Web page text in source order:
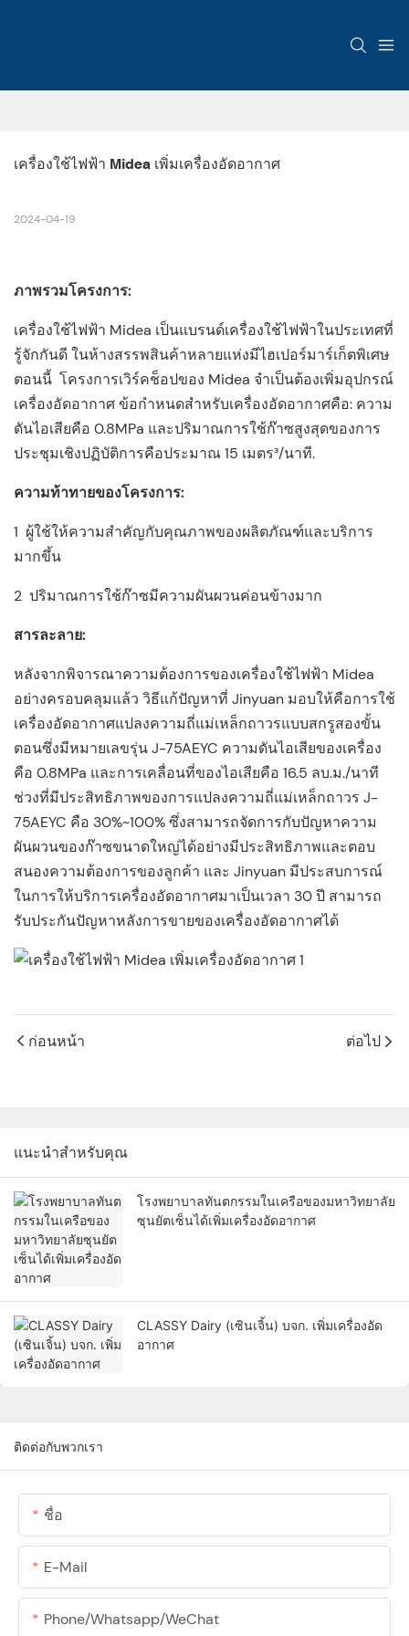
เครื่องใช้ไฟฟ้า Midea เพิ่มเครื่องอัดอากาศ
2024-04-19
ภาพรวมโครงการ:
เครื่องใช้ไฟฟ้า Midea เป็นแบรนด์เครื่องใช้ไฟฟ้าในประเทศที่
รู้จักกันดี ในห้างสรรพสินค้าหลายแห่งมีไฮเปอร์มาร์เก็ตพิเศษ
ตอนนี้ โครงการเวิร์คช็อปของ Midea จำเป็นต้องเพิ่มอุปกรณ์
เครื่องอัดอากาศ ข้อกำหนดสำหรับเครื่องอัดอากาศคือ: ความ
ดันไอเสียคือ 0.8MPa และปริมาณการใช้ก๊าซสูงสุดของการ
ประชุมเชิงปฏิบัติการคือประมาณ 15 เมตร³/นาที.
ความท้าทายของโครงการ:
1 ผู้ใช้ให้ความสำคัญกับคุณภาพของผลิตภัณฑ์และบริการ
มากขึ้น
2 ปริมาณการใช้ก๊าซมีความผันผวนค่อนข้างมาก
สารละลาย:
หลังจากพิจารณาความต้องการของเครื่องใช้ไฟฟ้า Midea
อย่างครอบคลุมแล้ว วิธีแก้ปัญหาที่ Jinyuan มอบให้คือการใช้
เครื่องอัดอากาศแปลงความถี่แม่เหล็กถาวรแบบสกรูสองขั้น
ตอนซึ่งมีหมายเลขรุ่น J-75AEYC ความดันไอเสียของเครื่อง
คือ 0.8MPa และการเคลื่อนที่ของไอเสียคือ 16.5 ลบ.ม./นาที
ช่วงที่มีประสิทธิภาพของการแปลงความถี่แม่เหล็กถาวร J-
75AEYC คือ 30%~100% ซึ่งสามารถจัดการกับปัญหาความ
ผันผวนของก๊าซขนาดใหญ่ได้อย่างมีประสิทธิภาพและตอบ
สนองความต้องการของลูกค้า และ Jinyuan มีประสบการณ์
ในการให้บริการเครื่องอัดอากาศมาเป็นเวลา 30 ปี สามารถ
รับประกันปัญหาหลังการขายของเครื่องอัดอากาศได้
ก่อนหน้า ต่อไป
แนะนำสำหรับคุณ
โรงพยาบาลทันตกรรมในเครือของมหาวิทยาลัย
ซุนยัตเซ็นได้เพิ่มเครื่องอัดอากาศ
CLASSY Dairy (เซินเจิ้น) บจก. เพิ่มเครื่องอัด
อากาศ
ติดต่อกับพวกเรา
ชื่อ
E-Mail
Phone/Whatsapp/WeChat